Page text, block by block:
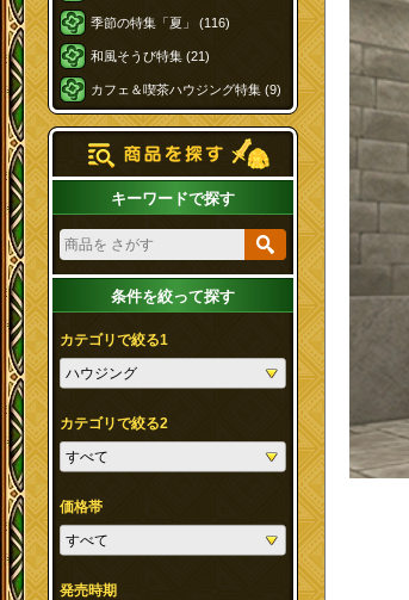
季節の特集「夏」 (116)
和風そうび特集 (21)
カフェ＆喫茶ハウジング特集 (9)
キーワードで探す
条件を絞って探す
カテゴリで絞る1
カテゴリで絞る2
価格帯
発売時期